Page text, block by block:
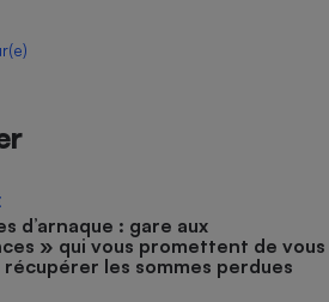
d’arnaque : gare aux
» qui vous promettent de vous
récupérer les sommes perdues